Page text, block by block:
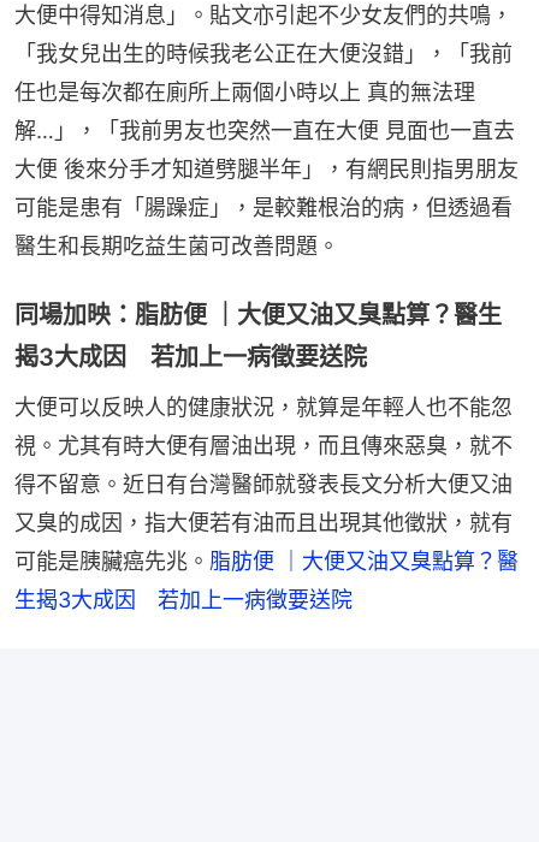
大便中得知消息」。貼文亦引起不少女友們的共鳴，
「我女兒出生的時候我老公正在大便沒錯」，「我前
任也是每次都在廁所上兩個小時以上 真的無法理
解…」，「我前男友也突然一直在大便 見面也一直去
大便 後來分手才知道劈腿半年」，有網民則指男朋友
可能是患有「腸躁症」，是較難根治的病，但透過看
醫生和長期吃益生菌可改善問題。
同場加映：脂肪便 ｜大便又油又臭點算？醫生
揭3大成因 若加上一病徵要送院
大便可以反映人的健康狀況，就算是年輕人也不能忽
視。尤其有時大便有層油出現，而且傳來惡臭，就不
得不留意。近日有台灣醫師就發表長文分析大便又油
又臭的成因，指大便若有油而且出現其他徵狀，就有
可能是胰臟癌先兆。 脂肪便 ｜大便又油又臭點算？醫
生揭3大成因　若加上一病徵要送院